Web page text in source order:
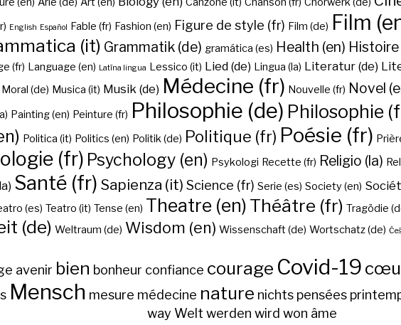
English Español Fable (fr) Fashion (en) Figure de style (fr) Film (de) Film
(it) Grammatik (de) gramática (es) Health (en)
(fr) Language (en) Latīna lingua Lessico (it) Lied (de) Lingua (la) Literatur (de)
Moral (de) Musica (it) Musik (de) Médecine (fr) Nouvelle (fr) Novel
Painting (en) Peinture (fr) Philosophie (de) Philosophie
Politica (it) Politics (en) Politik (de) Politique (fr) Poésie (fr)
(fr) Psychology (en) Psykologi Recette (fr) Religio (la)
Santé (fr) Sapienza (it) Science (fr) Serie (es) Society (en)
(es) Teatro (it) Tense (en) Theatre (en) Théâtre (fr) Tragödie
(de) Weltraum (de) Wisdom (en) Wissenschaft (de) Wortschatz (de)
avenir bien bonheur confiance courage Covid-19
Mensch mesure médecine nature nichts pensées
way Welt werden wird won âme